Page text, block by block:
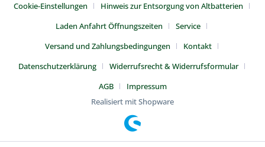
Cookie-Einstellungen
Hinweis zur Entsorgung von Altbatterien
Laden Anfahrt Öffnungszeiten
Service
Versand und Zahlungsbedingungen
Kontakt
Datenschutzerklärung
Widerrufsrecht & Widerrufsformular
AGB
Impressum
Realisiert mit Shopware